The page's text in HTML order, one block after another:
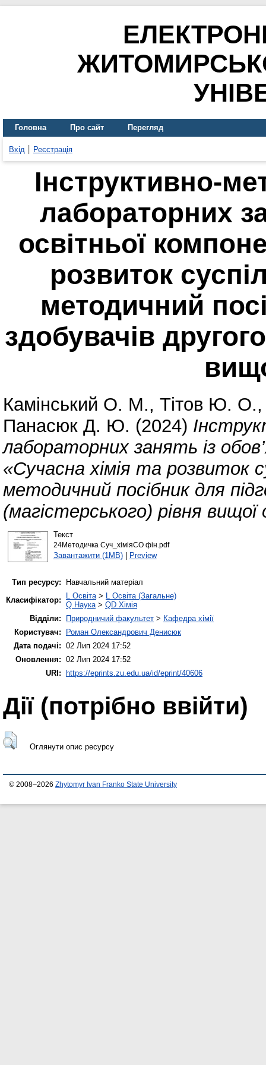
Головна Про сайт Перегляд
Вхід Реєстрація
Інструктивно-
лабораторних
освітньої
розвиток
методичний
здобувачів
Камінський О. М., Тітов Ю. О.
Панасюк Д. Ю. (2024)
лабораторних занять із
«Сучасна хімія та розвиток
методичний посібник для
(магістерського) рівня вищої
Текст
24Методичка Суч_хіміяСО фін.pdf
Завантажити (1MB)| Preview
Тип ресурсу:
Навчальний матеріал
Класифікатор:
L Освіта> L Освіта (Загальне)
Q Наука> QD Хімія
Відділи:
Природничий факультет > Кафедра хімії
Користувач:
Роман Олександрович Денисюк
Дата подачі: 02 Лип 2024 17:52
Оновлення: 02 Лип 2024 17:52
URI:
https://eprints.zu.edu.ua/id/eprint/40606
Дії ​​(потрібно ввійти)
Оглянути опис ресурсу
© 2008–2026 Zhytomyr Ivan Franko State University